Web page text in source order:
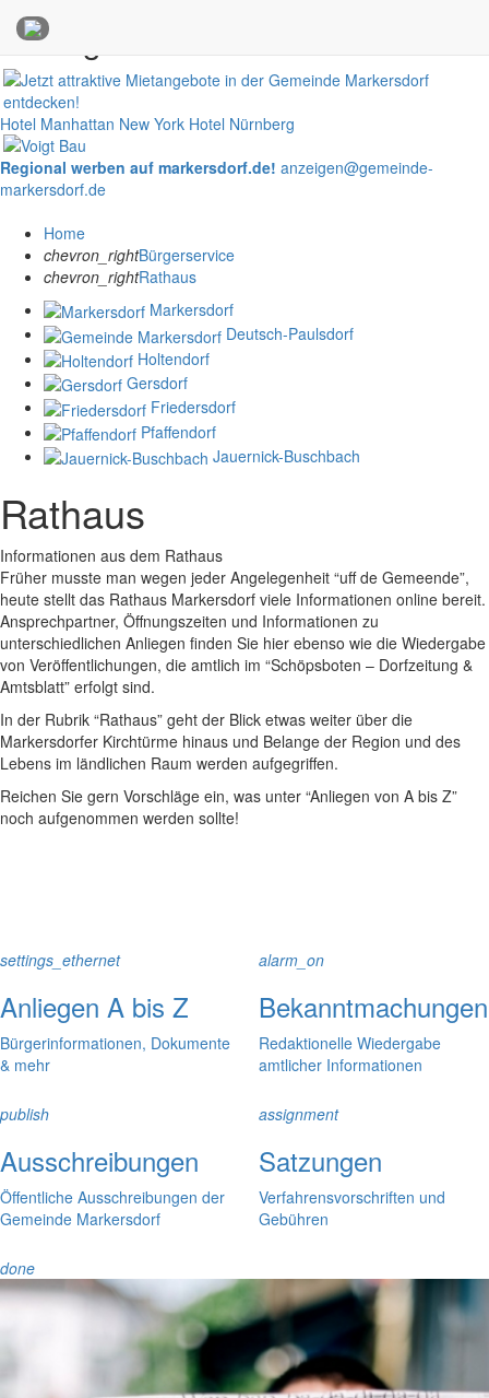
Anzeigen
Hotel Manhattan New York Hotel Nürnberg
Regional werben auf markersdorf.de! anzeigen@gemeinde-
markersdorf.de
Home
chevron_rightBürgerservice
chevron_rightRathaus
Markersdorf
Deutsch-Paulsdorf
Holtendorf
Gersdorf
Friedersdorf
Pfaffendorf
Jauernick-Buschbach
Rathaus
Informationen aus dem Rathaus
Früher musste man wegen jeder Angelegenheit “uff de Gemeende”,
heute stellt das Rathaus Markersdorf viele Informationen online bereit.
Ansprechpartner, Öffnungszeiten und Informationen zu
unterschiedlichen Anliegen finden Sie hier ebenso wie die Wiedergabe
von Veröffentlichungen, die amtlich im “Schöpsboten – Dorfzeitung &
Amtsblatt” erfolgt sind.
In der Rubrik “Rathaus” geht der Blick etwas weiter über die
Markersdorfer Kirchtürme hinaus und Belange der Region und des
Lebens im ländlichen Raum werden aufgegriffen.
Reichen Sie gern Vorschläge ein, was unter “Anliegen von A bis Z”
noch aufgenommen werden sollte!
settings_ethernet
Anliegen A bis Z
Bürgerinformationen, Dokumente
& mehr
alarm_on
Bekanntmachungen
Redaktionelle Wiedergabe
amtlicher Informationen
publish
Ausschreibungen
Öffentliche Ausschreibungen der
Gemeinde Markersdorf
assignment
Satzungen
Verfahrensvorschriften und
Gebühren
done